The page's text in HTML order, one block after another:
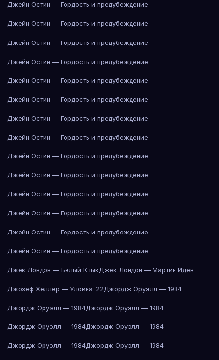
Джейн Остин — Гордость и предубеждение
Джейн Остин — Гордость и предубеждение
Джейн Остин — Гордость и предубеждение
Джейн Остин — Гордость и предубеждение
Джейн Остин — Гордость и предубеждение
Джейн Остин — Гордость и предубеждение
Джейн Остин — Гордость и предубеждение
Джейн Остин — Гордость и предубеждение
Джейн Остин — Гордость и предубеждение
Джейн Остин — Гордость и предубеждение
Джейн Остин — Гордость и предубеждение
Джейн Остин — Гордость и предубеждение
Джейн Остин — Гордость и предубеждение
Джейн Остин — Гордость и предубеждение
Джек Лондон — Белый КлыкДжек Лондон — Мартин Иден
Джозеф Хеллер — Уловка-22Джордж Оруэлл — 1984
Джордж Оруэлл — 1984Джордж Оруэлл — 1984
Джордж Оруэлл — 1984Джордж Оруэлл — 1984
Джордж Оруэлл — 1984Джордж Оруэлл — 1984